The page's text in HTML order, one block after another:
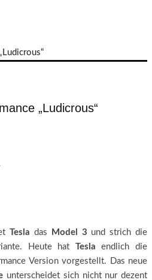
„Ludicrous“
Tesla das Model 3 und strich die
Heute hat Tesla endlich die
Version vorgestellt. Das neue
unterscheidet sich nicht nur dezent